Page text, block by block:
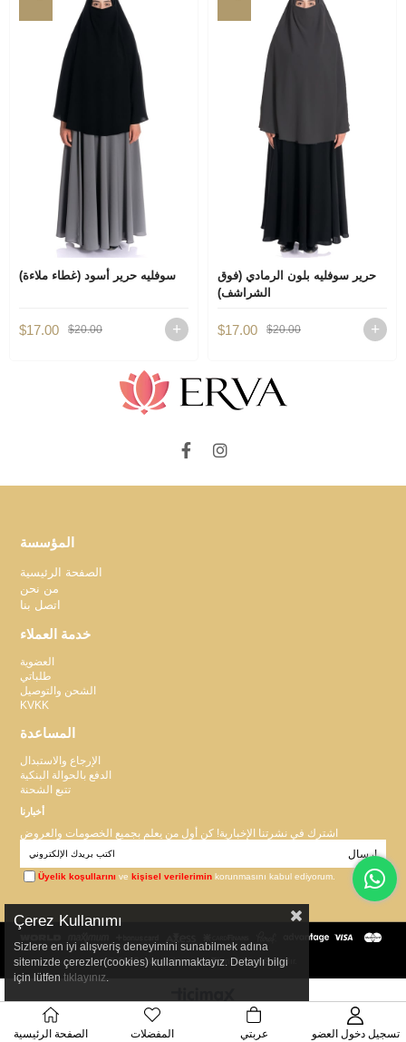
سوفليه حرير أسود (غطاء ملاءة)
$17.00 $20.00
حرير سوفليه بلون الرمادي (فوق
الشراشف)
$17.00 $20.00
المؤسسة
الصفحة الرئيسية
من نحن
اتصل بنا
خدمة العملاء
العضوية
طلباتي
الشحن والتوصيل
KVKK
المساعدة
الإرجاع والاستبدال
الدفع بالحوالة البنكية
تتبع الشحنة
أخبارنا
اشترك في نشرتنا الإخبارية! كن أول من يعلم بجميع الخصومات والعروض
إرسال
Üyelik koşullarını vekişisel verilerimin korunmasını kabul ediyorum.
© 2015ervagiyim.com- Tüm Hakları Saklıdır.
Çerez Kullanımı
Sizlere en iyi alışveriş deneyimini sunabilmek adına
sitemizde çerezler(cookies) kullanmaktayız. Detaylı bilgi
için lütfen tıklayınız.
الصفحة الرئيسية المفضلات عربتي تسجيل دخول العضو